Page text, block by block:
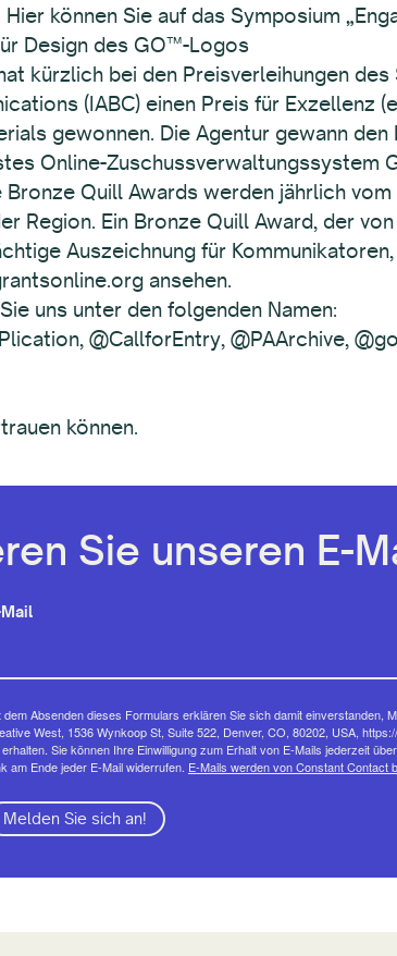
können Sie auf das Symposium
Design des GO™-Logos
kürzlich bei den Preisverleihungen
(IABC) einen Preis für Exzellenz
gewonnen. Die Agentur gewann
Online-
Quill Awards werden jährlich
Region. Ein Bronze Quill Award, der
Auszeichnung für
ansehen.
uns unter den folgenden Namen:
@CallforEntry, @PAArchive,
können.
Sie unseren E-
dem Absenden dieses Formulars erklären Sie sich damit einverstanden,
West, 1536 Wynkoop St, Suite 522, Denver, CO, 80202, USA,
Sie können Ihre Einwilligung zum Erhalt von E-Mails jederzeit
am Ende jeder E-Mail widerrufen. E-Mails werden von Constant Contact
Melden Sie sich an!